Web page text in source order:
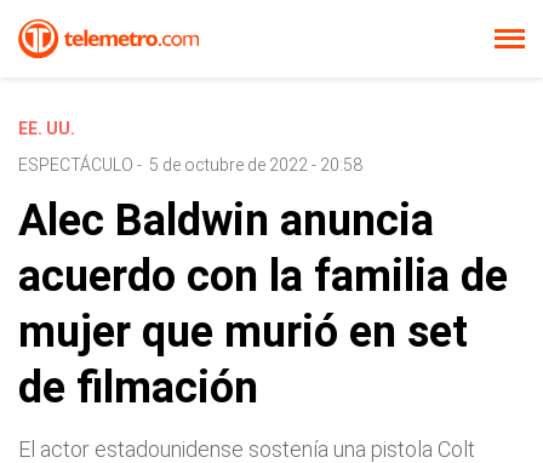
EE. UU.
ESPECTÁCULO - 5 de octubre de 2022 - 20:58
Alec Baldwin anuncia
acuerdo con la familia de
mujer que murió en set
de filmación
El actor estadounidense sostenía una pistola Colt